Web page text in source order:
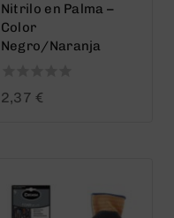
Nitrilo en Palma –
Color
Negro/Naranja
0
2,37 €